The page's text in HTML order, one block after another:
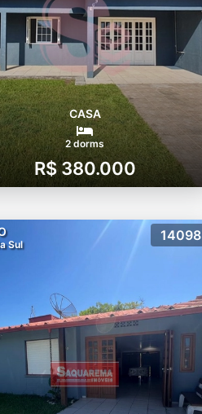
CASA
2 dorms
R$ 380.000
Sul
14098